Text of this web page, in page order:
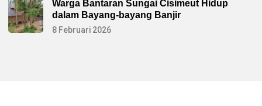
Warga Bantaran Sungai Cisimeut Hidup
dalam Bayang-bayang Banjir
8 Februari 2026